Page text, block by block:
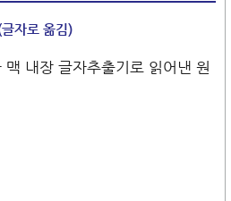
자로 옮김)
내장 글자추출기로 읽어낸 원